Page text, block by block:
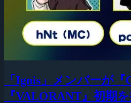
「Ignis」メンバーが『
『VALORANT』初期を